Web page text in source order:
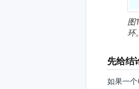
图
环
先给结
如果一